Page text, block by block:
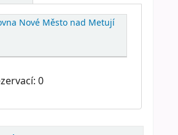
Nové Město nad Metují
0